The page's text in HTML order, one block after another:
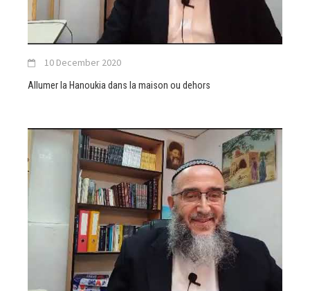
10 December 2020
Allumer la Hanoukia dans la maison ou dehors